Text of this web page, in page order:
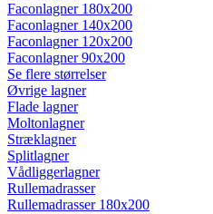
Faconlagner 180x200
Faconlagner 140x200
Faconlagner 120x200
Faconlagner 90x200
Se flere størrelser
Øvrige lagner
Flade lagner
Moltonlagner
Stræklagner
Splitlagner
Vådliggerlagner
Rullemadrasser
Rullemadrasser 180x200